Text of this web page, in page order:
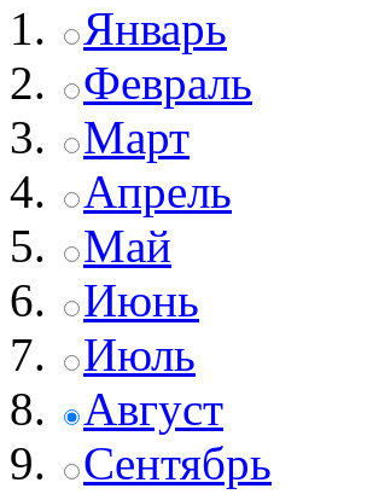
Январь
Февраль
Март
Апрель
Май
Июнь
Июль
Август
Сентябрь